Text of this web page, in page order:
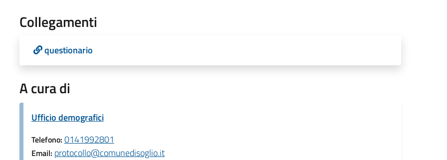
Collegamenti
questionario
A cura di
Ufficio demografici
Telefono: 0141992801
Email: protocollo@comunedisoglio.it